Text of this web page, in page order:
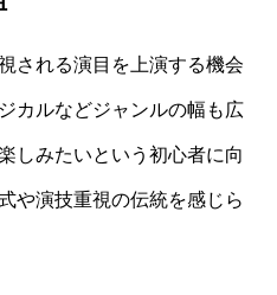
される演目を上演する機会
カルなどジャンルの幅も広
しみたいという初心者に向
や演技重視の伝統を感じら